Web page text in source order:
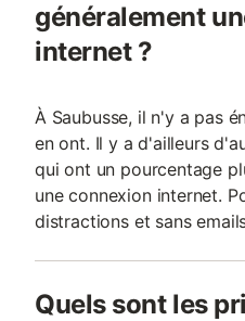
généralement
internet ?
À Saubusse, il n'y a pas
en ont. Il y a d'ailleurs
qui ont un pourcentage
une connexion internet.
distractions et sans
Quels sont les